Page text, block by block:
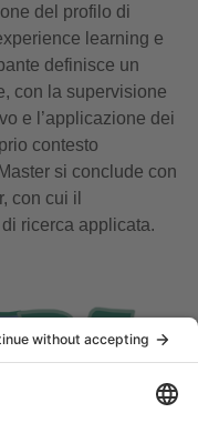
del profilo di
learning e
definisce un
con la supervisione
e l’applicazione dei
contesto
si conclude con
con cui il
ricerca applicata.